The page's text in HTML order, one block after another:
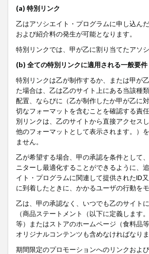
(a) 特別リンク
乙はアソシエイト・プログラムに申し込ん
および紹介料の発生が可能となります。
特別リンクでは、甲が乙に割り当てたアソ
(b) 全ての特別リンクに適用される一般要件
特別リンクは乙が制作するか、または甲が
た場合は、乙は乙のサイト上にある当該種
配置、ならびに（乙が制作したか甲が乙に
切なフォーマットを含むことを確認する責
別リンクは、乙のサイトから直接アクセス
他のフォーマットとして表示されます。）
ません。
乙が希望する場合、甲の承認を条件として
ニターし最適化することができるように、
イト・プログラムに関連して提供されたID
に到着したときに、かかるユーザの行動を
乙は、甲の承認なく、いつでも乙のサイト
（商品ステートメント（以下に定義しま
等）またはストアのホームページ（食料品
オリジナルコンテンツも含めなければなりま
期間限定のプロモーションへのリンクおよ